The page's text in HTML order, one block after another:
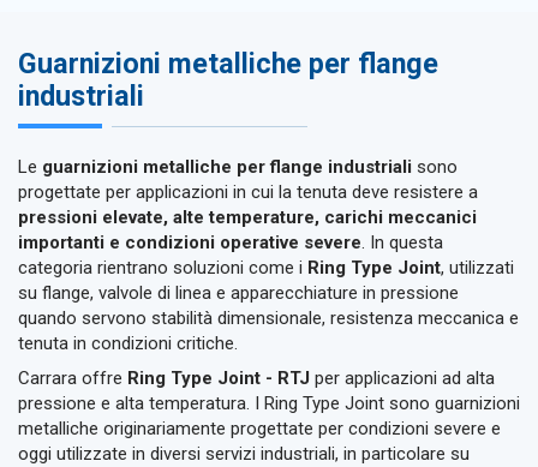
Guarnizioni metalliche per flange
industriali
Le guarnizioni metalliche per flange industriali sono
progettate per applicazioni in cui la tenuta deve resistere a
pressioni elevate, alte temperature, carichi meccanici
importanti e condizioni operative severe. In questa
categoria rientrano soluzioni come i Ring Type Joint, utilizzati
su flange, valvole di linea e apparecchiature in pressione
quando servono stabilità dimensionale, resistenza meccanica e
tenuta in condizioni critiche.
Carrara offre Ring Type Joint - RTJ per applicazioni ad alta
pressione e alta temperatura. I Ring Type Joint sono guarnizioni
metalliche originariamente progettate per condizioni severe e
oggi utilizzate in diversi servizi industriali, in particolare su